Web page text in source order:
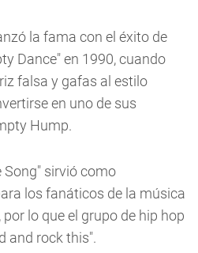
la fama con el éxito de
Dance" en 1990, cuando
falsa y gafas al estilo
en uno de sus
Hump.
Song" sirvió como
los fanáticos de la música
lo que el grupo de hip hop
and rock this".